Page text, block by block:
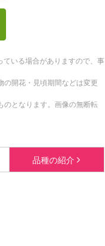
いる場合がありますので、事
開花・見頃期間などは変更
となります。画像の無断転
品種の紹介